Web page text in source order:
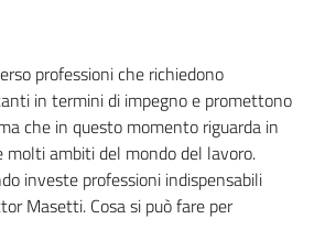
professioni che richiedono
in termini di impegno e promettono
che in questo momento riguarda in
molti ambiti del mondo del lavoro.
investe professioni indispensabili
Masetti. Cosa si può fare per